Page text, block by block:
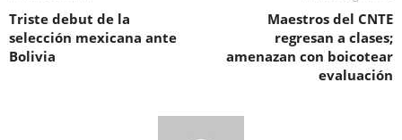
Triste debut de la
selección mexicana ante
Bolivia
Maestros del CNTE
regresan a clases;
amenazan con boicotear
evaluación